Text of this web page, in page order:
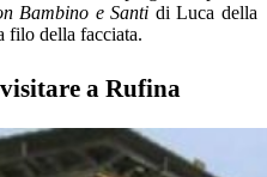
Bambino e Santi di Luca della
filo della facciata.
a Rufina